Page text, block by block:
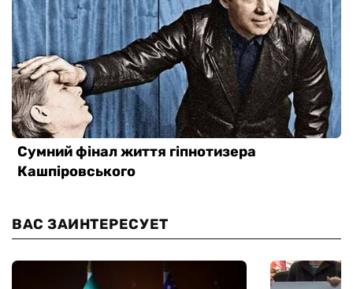
ВАС ЗАИНТЕРЕСУЕТ